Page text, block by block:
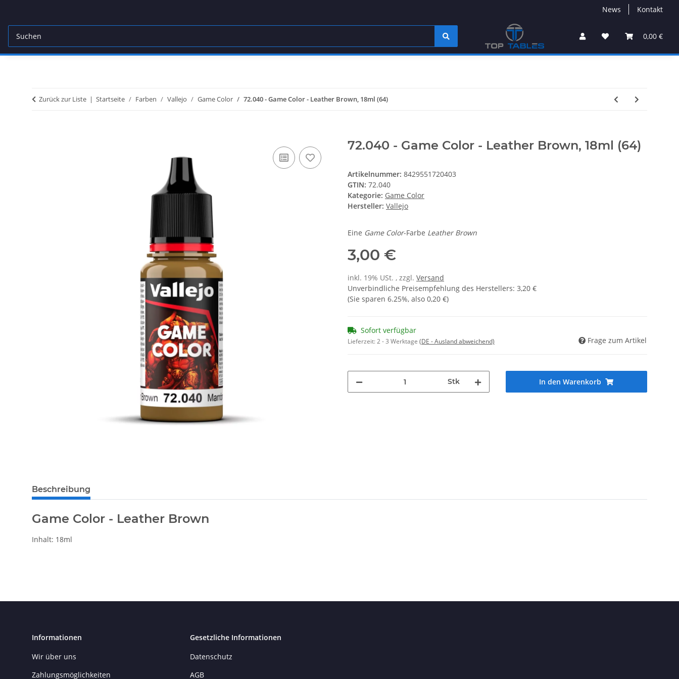
News Kontakt
0,00 €
Zurück zur Liste Startseite Farben Vallejo Game Color 72.040 - Game Color - Leather Brown, 18ml (64)
72.040 - Game Color - Leather Brown, 18ml (64)
Artikelnummer: 8429551720403
GTIN: 72.040
Kategorie: Game Color
Hersteller: Vallejo
Eine Game Color-Farbe Leather Brown
3,00 €
inkl. 19% USt. , zzgl. Versand
Unverbindliche Preisempfehlung des Herstellers: 3,20 €
(Sie sparen 6.25%, also 0,20 €)
Sofort verfügbar
Lieferzeit:2 - 3 Werktage (DE - Ausland abweichend) Frage zum Artikel
Stk In den Warenkorb
Beschreibung
Game Color - Leather Brown
Inhalt: 18ml
Informationen
Wir über uns
Zahlungsmöglichkeiten
Gesetzliche Informationen
Datenschutz
AGB